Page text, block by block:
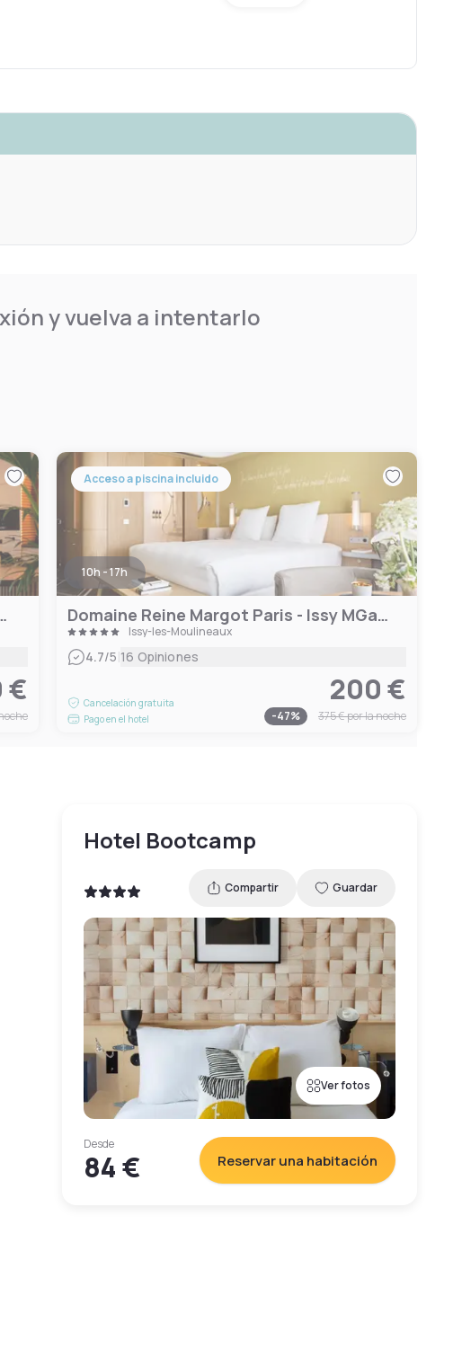
y vuelva a intentarlo
- Mairie d'Issy
€
Acceso a piscina incluido
10h - 17h
Domaine Reine Margot Paris - Issy MGallery Collection
Issy-les-Moulineaux
4.7/5|16 Opiniones
Cancelación gratuita
Pago en el hotel
200 €
-47% 375 €por la noche
Hotel Bootcamp
Compartir Guardar
Ver fotos
Desde
84 € Reservar una habitación